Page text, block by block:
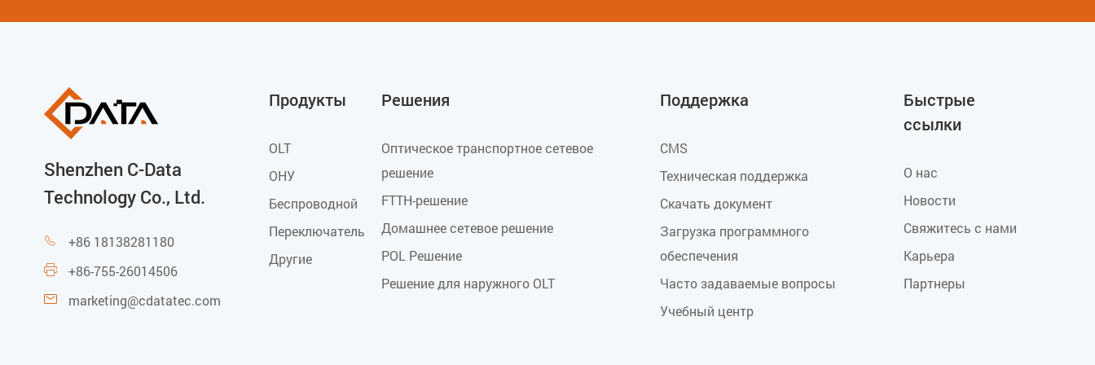
Shenzhen C-Data
Technology Co., Ltd.
 +86 18138281180
 +86-755-26014506
 marketing@cdatatec.com
Продукты
OLT
ОНУ
Беспроводной
Переключатель
Другие
Решения
Оптическое транспортное сетевое
решение
FTTH-решение
Домашнее сетевое решение
POL Решение
Решение для наружного OLT
Поддержка
CMS
Техническая поддержка
Скачать документ
Загрузка программного
обеспечения
Часто задаваемые вопросы
Учебный центр
Быстрые
ссылки
О нас
Новости
Свяжитесь с нами
Карьера
Партнеры